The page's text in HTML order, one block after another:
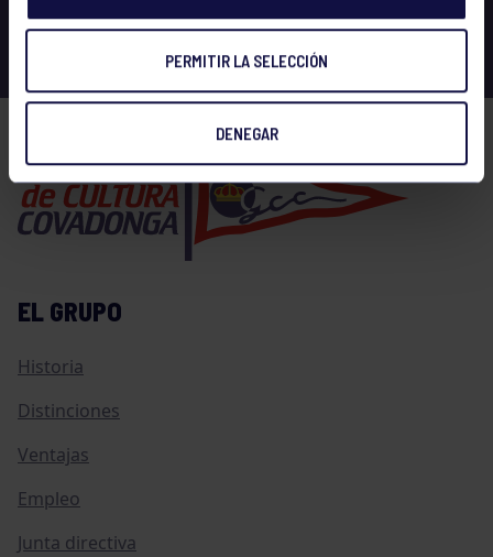
PERMITIR LA SELECCIÓN
DENEGAR
EL GRUPO
Historia
Distinciones
Ventajas
Empleo
Junta directiva